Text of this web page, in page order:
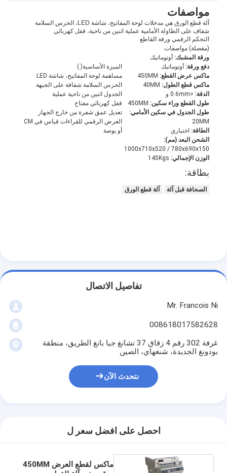
مواصفات
آلة قطع الورق هي مدخلات لوحة المفاتيح، شاشة LED، الحرس السلامة
شفاف على الطاولة الأمامية عملية اثنين من ناحية، قفل كهربائي
التحكم الرقمي ورقة القاطع
(مقصلة) مواصفات
ورقة المشبك: أوتوماتيك
دفع ورقة: أوتوماتيك
ماكس عرض القطع:
ماكس قطع الطول:
الدقة: <0.6mm و
طول القطع وراء سكين:
طول الجدول في سكين الأمامي:
20MM
الطاقة: اختياري
الشحن البعد (مم):
1000x710x520 / 780x690x150
الوزن الإجمالي:
الميزة الأساسية( )
مساهمة لوحة المفاتيح، شاشة LED
الحرس السلامة شفافة على الجبهة
الجدول اثنين من ناحية عملية
قفل كهربائي مفتاح
تعديل عمق شفرة من خارج الجهاز
العرض الرقمي للقراءات قياس في CM
أو بوصة
بطاقة:
الصحافة قبل آلة آلة قطع الورق
تفاصيل الاتصال
Mr. Francois Ni
008618017582628
غرفة 302 رقم 4 زقاق 37 تشانغ جيا بانغ الطريق، منطقة
بودونغ الجديدة، شنغهاي، الصين
نتحدث الآن
احصل على افضل سعر ل
ماكس لقطع العرض 450MM